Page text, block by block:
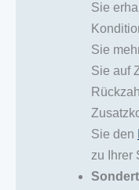
Sie
Sie
Sie auf
Sie den
zu Ihrer